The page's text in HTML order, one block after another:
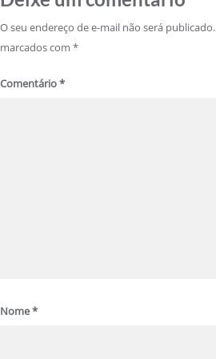
O seu endereço de e-mail não será publicado.
marcados com *
Comentário*
Nome*